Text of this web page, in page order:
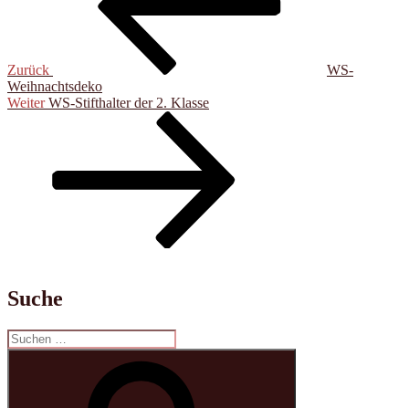
Zurück
WS-
Weihnachtsdeko
Nächster
Weiter WS-Stifthalter der 2. Klasse
Suche
Suchen
nach: